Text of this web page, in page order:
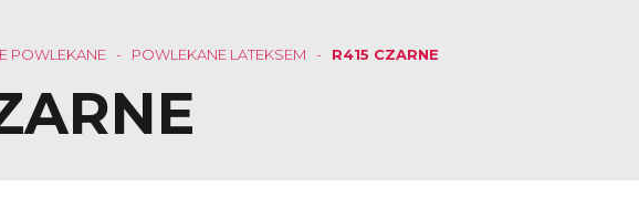
POWLEKANE POWLEKANE LATEKSEM R415 CZARNE